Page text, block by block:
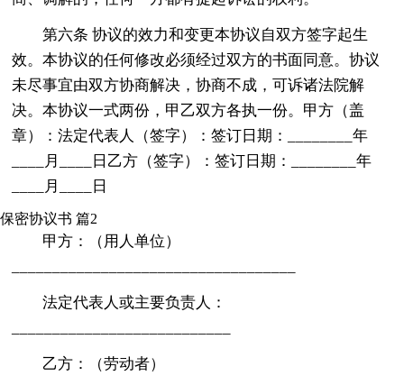
第六条 协议的效力和变更本协议自双方签字起生
效。本协议的任何修改必须经过双方的书面同意。协议
未尽事宜由双方协商解决，协商不成，可诉诸法院解
决。本协议一式两份，甲乙双方各执一份。甲方（盖
章）：法定代表人（签字）：签订日期：________年
____月____日乙方（签字）：签订日期：________年
____月____日
保密协议书 篇2
甲方：（用人单位）
法定代表人或主要负责人：
乙方：（劳动者）